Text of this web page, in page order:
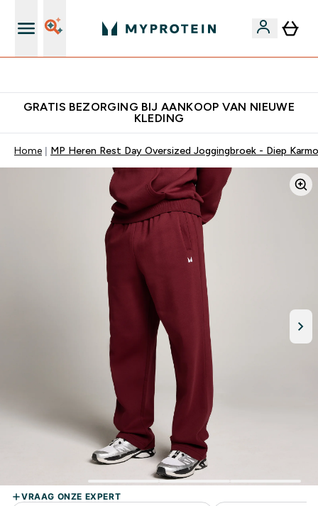
GRATIS BEZORGING BIJ AANKOOP VAN NIEUWE
KLEDING
Home MP Heren Rest Day Oversized Joggingbroek - Diep